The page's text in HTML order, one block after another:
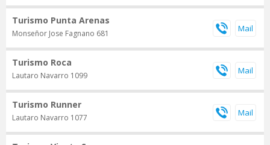
Turismo Punta Arenas
Monseñor Jose Fagnano 681
Turismo Roca
Lautaro Navarro 1099
Turismo Runner
Lautaro Navarro 1077